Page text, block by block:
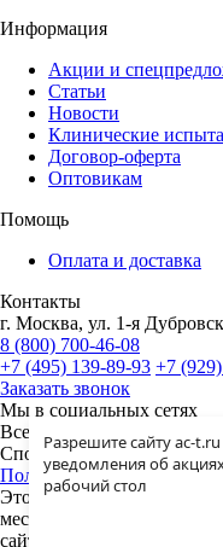
Разрешите сайту ac-
уведомления об
рабочий стол
Информация
Акции и
Статьи
Новости
Клинические
Договор-оферта
Оптовикам
Помощь
Оплата и доставка
Контакты
г. Москва, ул. 1-я
8 (800) 700-46-08
+7 (495) 139-89-93 +7
Заказать звонок
Мы в социальных сетях
Все права защищены
Спортивное питание"
Политика
Этот сайт собирает
местоположении
сайта означает ваше